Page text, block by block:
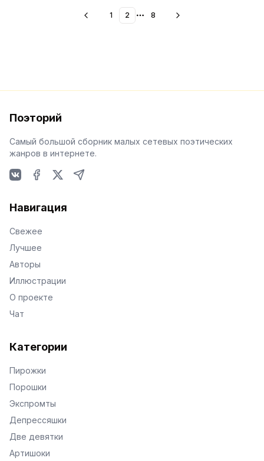
1 2 More pages
8
Поэторий
Самый большой сборник малых сетевых поэтических
жанров в интернете.
Навигация
Свежее
Лучшее
Авторы
Иллюстрации
О проекте
Чат
Категории
Пирожки
Порошки
Экспромты
Депрессяшки
Две девятки
Артишоки